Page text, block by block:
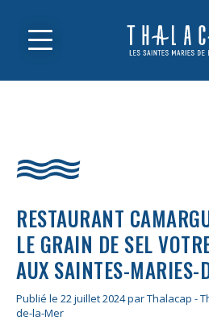
RESTAURANT
LE GRAIN DE SEL
AUX SAINTES-MARIES-
Publié le 22 juillet 2024 par Thalacap -
de-la-Mer